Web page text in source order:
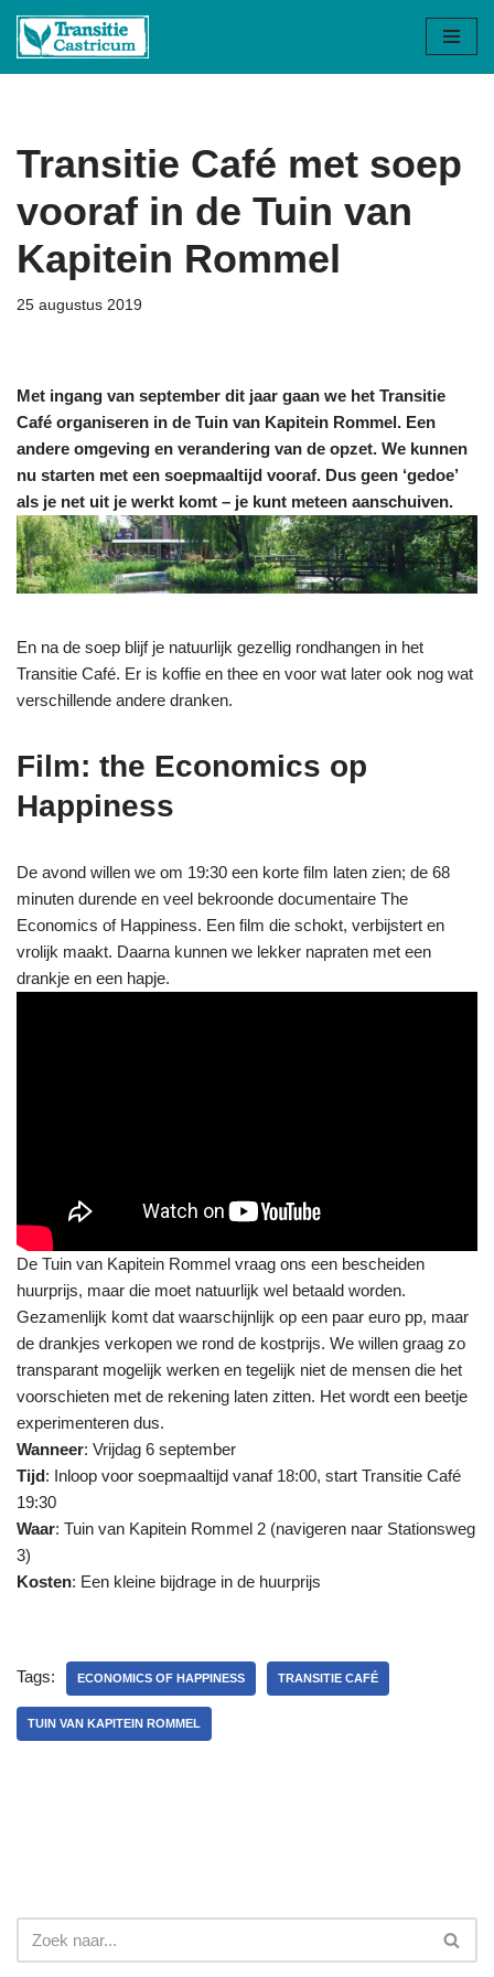
Ga
Transitie Café met soep
vooraf in de Tuin van
Kapitein Rommel
25 augustus 2019
Met ingang van september dit jaar gaan we het Transitie
Café organiseren in de Tuin van Kapitein Rommel. Een
andere omgeving en verandering van de opzet. We kunnen
nu starten met een soepmaaltijd vooraf. Dus geen ‘gedoe’
als je net uit je werkt komt – je kunt meteen aanschuiven.
En na de soep blijf je natuurlijk gezellig rondhangen in het
Transitie Café. Er is koffie en thee en voor wat later ook nog wat
verschillende andere dranken.
Film: the Economics op
Happiness
De avond willen we om 19:30 een korte film laten zien; de 68
minuten durende en veel bekroonde documentaire The
Economics of Happiness. Een film die schokt, verbijstert en
vrolijk maakt. Daarna kunnen we lekker napraten met een
drankje en een hapje.
De Tuin van Kapitein Rommel vraag ons een bescheiden
huurprijs, maar die moet natuurlijk wel betaald worden.
Gezamenlijk komt dat waarschijnlijk op een paar euro pp, maar
de drankjes verkopen we rond de kostprijs. We willen graag zo
transparant mogelijk werken en tegelijk niet de mensen die het
voorschieten met de rekening laten zitten. Het wordt een beetje
experimenteren dus.
Wanneer: Vrijdag 6 september
Tijd: Inloop voor soepmaaltijd vanaf 18:00, start Transitie Café
19:30
Waar: Tuin van Kapitein Rommel 2 (navigeren naar Stationsweg
3)
Kosten: Een kleine bijdrage in de huurprijs
Tags: ECONOMICS OF HAPPINESS TRANSITIE CAFÉ
TUIN VAN KAPITEIN ROMMEL